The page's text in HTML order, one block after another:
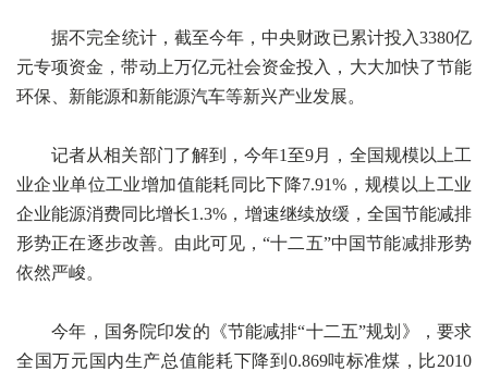
据不完全统计，截至今年，中央财政已累计投入3380亿
元专项资金，带动上万亿元社会资金投入，大大加快了节能
环保、新能源和新能源汽车等新兴产业发展。
记者从相关部门了解到，今年1至9月，全国规模以上工
业企业单位工业增加值能耗同比下降7.91%，规模以上工业
企业能源消费同比增长1.3%，增速继续放缓，全国节能减排
形势正在逐步改善。由此可见，“十二五”中国节能减排形势
依然严峻。
今年，国务院印发的《节能减排“十二五”规划》，要求
全国万元国内生产总值能耗下降到0.869吨标准煤，比2010